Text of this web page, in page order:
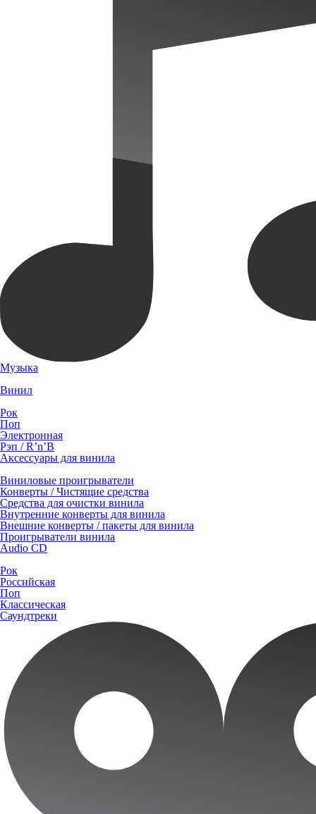
Музыка
Винил
Рок
Поп
Электронная
Рэп / R’n’B
Аксессуары для винила
Виниловые проигрыватели
Конверты / Чистящие средства
Средства для очистки винила
Внутренние конверты для винила
Внешние конверты / пакеты для винила
Проигрыватели винила
Audio CD
Рок
Российская
Поп
Классическая
Саундтреки